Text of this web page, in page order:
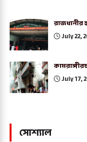
রাজধানীর
July 22,
July 17,
সোশ্যাল